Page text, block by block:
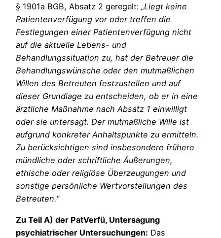
§ 1901a BGB, Absatz 2 geregelt: „Liegt keine
Patientenverfügung vor oder treffen die
Festlegungen einer Patientenverfügung nicht
auf die aktuelle Lebens- und
Behandlungssituation zu, hat der Betreuer die
Behandlungswünsche oder den mutmaßlichen
Willen des Betreuten festzustellen und auf
dieser Grundlage zu entscheiden, ob er in eine
ärztliche Maßnahme nach Absatz 1 einwilligt
oder sie untersagt. Der mutmaßliche Wille ist
aufgrund konkreter Anhaltspunkte zu ermitteln.
Zu berücksichtigen sind insbesondere frühere
mündliche oder schriftliche Äußerungen,
ethische oder religiöse Überzeugungen und
sonstige persönliche Wertvorstellungen des
Betreuten.“
Zu Teil A) der PatVerfü, Untersagung
psychiatrischer Untersuchungen: Das